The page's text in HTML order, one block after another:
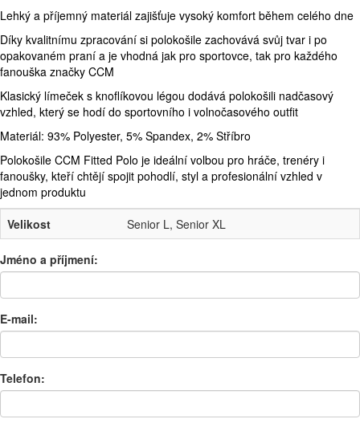
Lehký a příjemný materiál zajišťuje vysoký komfort během celého dne
Díky kvalitnímu zpracování si polokošile zachovává svůj tvar i po
opakovaném praní a je vhodná jak pro sportovce, tak pro každého
fanouška značky CCM
Klasický límeček s knoflíkovou légou dodává polokošili nadčasový
vzhled, který se hodí do sportovního i volnočasového outfit
Materiál: 93% Polyester, 5% Spandex, 2% Stříbro
Polokošile CCM Fitted Polo je ideální volbou pro hráče, trenéry i
fanoušky, kteří chtějí spojit pohodlí, styl a profesionální vzhled v
jednom produktu
Velikost
Senior L, Senior XL
Jméno a příjmení:
E-mail:
Telefon: